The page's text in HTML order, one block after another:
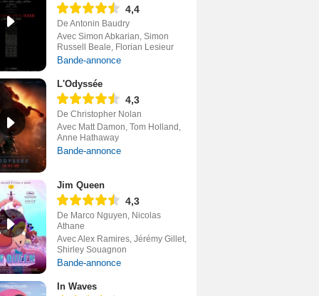
4,4
De Antonin Baudry
Avec Simon Abkarian, Simon
Russell Beale, Florian Lesieur
Bande-annonce
L'Odyssée
4,3
De Christopher Nolan
Avec Matt Damon, Tom Holland,
Anne Hathaway
Bande-annonce
Jim Queen
4,3
De Marco Nguyen, Nicolas
Athane
Avec Alex Ramires, Jérémy Gillet,
Shirley Souagnon
Bande-annonce
In Waves